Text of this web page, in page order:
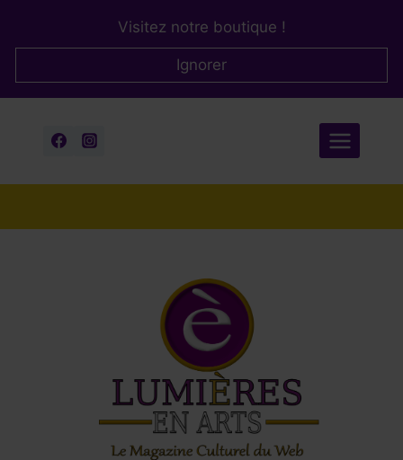
Visitez notre boutique !
Ignorer